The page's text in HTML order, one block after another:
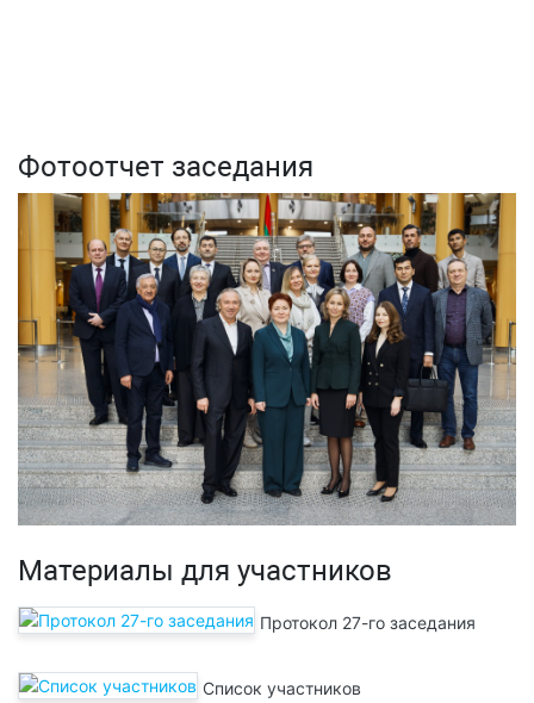
Фотоотчет заседания
Материалы для участников
Протокол 27-го заседания
Список участников